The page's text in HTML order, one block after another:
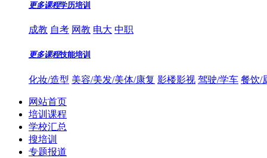
更多课程学历培训
成教 自考 网教 电大 中职
更多课程技能培训
化妆/造型 美容/美发/美体/康复 影楼影视 驾驶/学车 餐饮/
网站首页
培训课程
学校汇总
搜培训
专题报道